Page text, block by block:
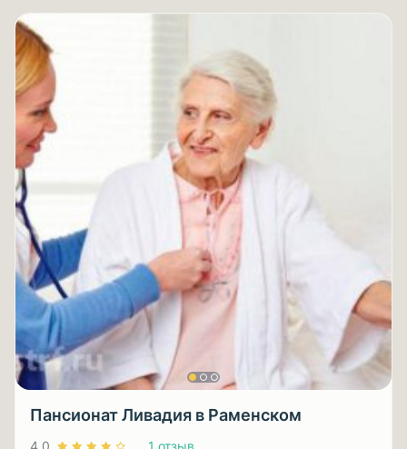
Пансионат Ливадия в Раменском
4.0 1 отзыв